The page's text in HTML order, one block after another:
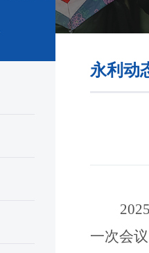
永利动
一次会